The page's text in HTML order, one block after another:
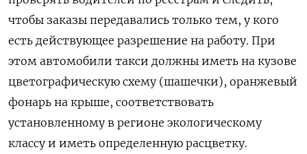
чтобы заказы передавались только тем, у кого
есть действующее разрешение на работу. При
этом автомобили такси должны иметь на кузове
цветографическую схему (шашечки), оранжевый
фонарь на крыше, соответствовать
установленному в регионе экологическому
классу и иметь определенную расцветку.